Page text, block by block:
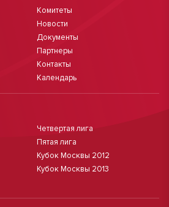
Комитеты
Новости
Документы
Партнеры
Контакты
Календарь
Четвертая лига
Пятая лига
Кубок Москвы 2012
Кубок Москвы 2013